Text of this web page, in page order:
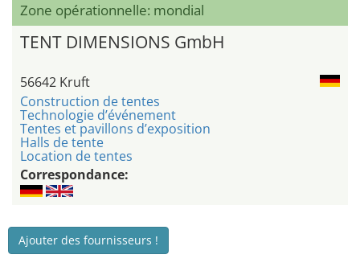
Zone opérationnelle: mondial
TENT DIMENSIONS GmbH
56642 Kruft
Construction de tentes
Technologie d’événement
Tentes et pavillons d’exposition
Halls de tente
Location de tentes
Correspondance:
Ajouter des fournisseurs !